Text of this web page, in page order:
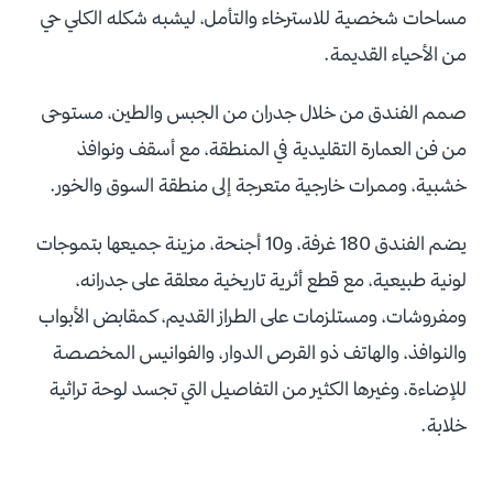
مساحات شخصية للاسترخاء والتأمل، ليشبه شكله الكلي حي
من الأحياء القديمة.
صمم الفندق من خلال جدران من الجبس والطين، مستوحى
من فن العمارة التقليدية في المنطقة، مع أسقف ونوافذ
خشبية، وممرات خارجية متعرجة إلى منطقة السوق والخور.
يضم الفندق 180 غرفة، و10 أجنحة، مزينة جميعها بتموجات
لونية طبيعية، مع قطع أثرية تاريخية معلقة على جدرانه،
ومفروشات، ومستلزمات على الطراز القديم، كمقابض الأبواب
والنوافذ، والهاتف ذو القرص الدوار، والفوانيس المخصصة
للإضاءة، وغيرها الكثير من التفاصيل التي تجسد لوحة تراثية
خلابة.